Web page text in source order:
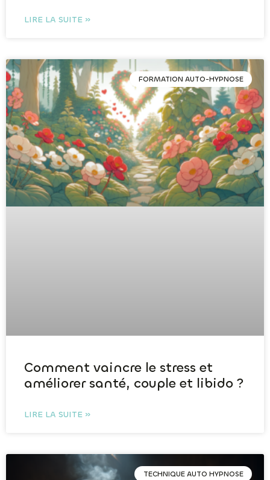
LIRE LA SUITE »
FORMATION AUTO-HYPNOSE
Comment vaincre le stress et
améliorer santé, couple et libido ?
LIRE LA SUITE »
TECHNIQUE AUTO HYPNOSE